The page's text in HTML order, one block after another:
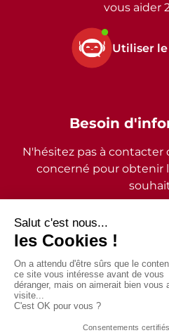
vous aider
Utiliser
Besoin
N'hésitez pas à
concerné pour obtenir
2026 - © Commune de
Politique de